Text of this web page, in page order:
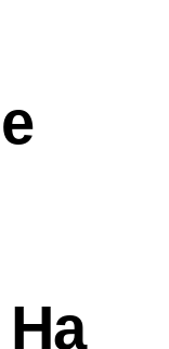
На